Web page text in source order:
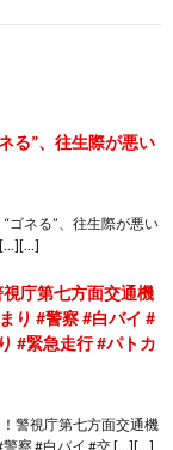
る”、往生際が悪い
ゴネる”、往生際が悪い
[…][…]
庁第七方面交通機
り #警察 #白バイ #
#緊急走行 #パトカ
警視庁第七方面交通機
警察 #白バイ #交 […][…]